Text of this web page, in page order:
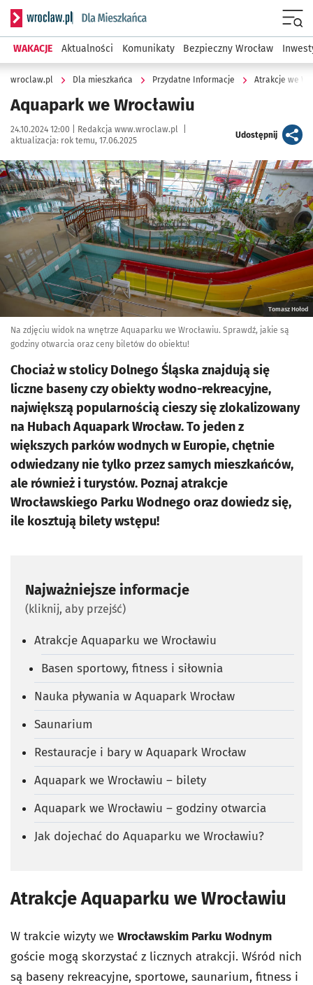
Serwis informacyjny wroclaw.pl podserwis: Dla mieszkańca
WAKACJE Aktualności Komunikaty Bezpieczny Wrocław
wroclaw.pl Dla mieszkańca Przydatne Informacje Atrakcje we
Aquapark we Wrocławiu
Data publikacji:
24.10.2024 12:00 | Autor:
Redakcja www.wroclaw.pl
aktualizacja: rok temu, 17.06.2025
Udostępnijartykuł
Kliknij, aby powiększyć
Tomasz Hołod
Na zdjęciu widok na wnętrze Aquaparku we Wrocławiu. Sprawdź, jakie są
godziny otwarcia oraz ceny biletów do obiektu!
Chociaż w stolicy Dolnego Śląska znajdują się
liczne baseny czy obiekty wodno-rekreacyjne,
największą popularnością cieszy się zlokalizowany
na Hubach Aquapark Wrocław. To jeden z
większych parków wodnych w Europie, chętnie
odwiedzany nie tylko przez samych mieszkańców,
ale również i turystów. Poznaj atrakcje
Wrocławskiego Parku Wodnego oraz dowiedz się,
ile kosztują bilety wstępu!
Najważniejsze informacje
(kliknij, aby przejść)
Atrakcje Aquaparku we Wrocławiu
Basen sportowy, fitness i siłownia
Nauka pływania w Aquapark Wrocław
Saunarium
Restauracje i bary w Aquapark Wrocław
Aquapark we Wrocławiu – bilety
Aquapark we Wrocławiu – godziny otwarcia
Jak dojechać do Aquaparku we Wrocławiu?
Atrakcje Aquaparku we Wrocławiu
W trakcie wizyty we Wrocławskim Parku Wodnym
goście mogą skorzystać z licznych atrakcji. Wśród nich
są baseny rekreacyjne, sportowe, saunarium, fitness i